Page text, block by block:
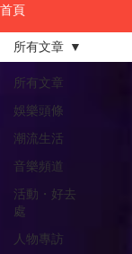
首頁
所有文章
娛樂頭條
潮流生活
音樂頻道
活動・好去
處
人物專訪
所有文章